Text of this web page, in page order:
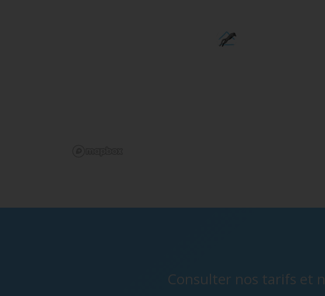
Consulter nos tarifs et